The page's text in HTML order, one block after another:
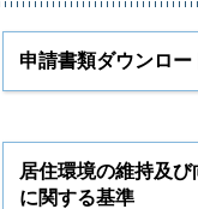
申請書類ダウンロー
居住環境の維持及
に関する基準